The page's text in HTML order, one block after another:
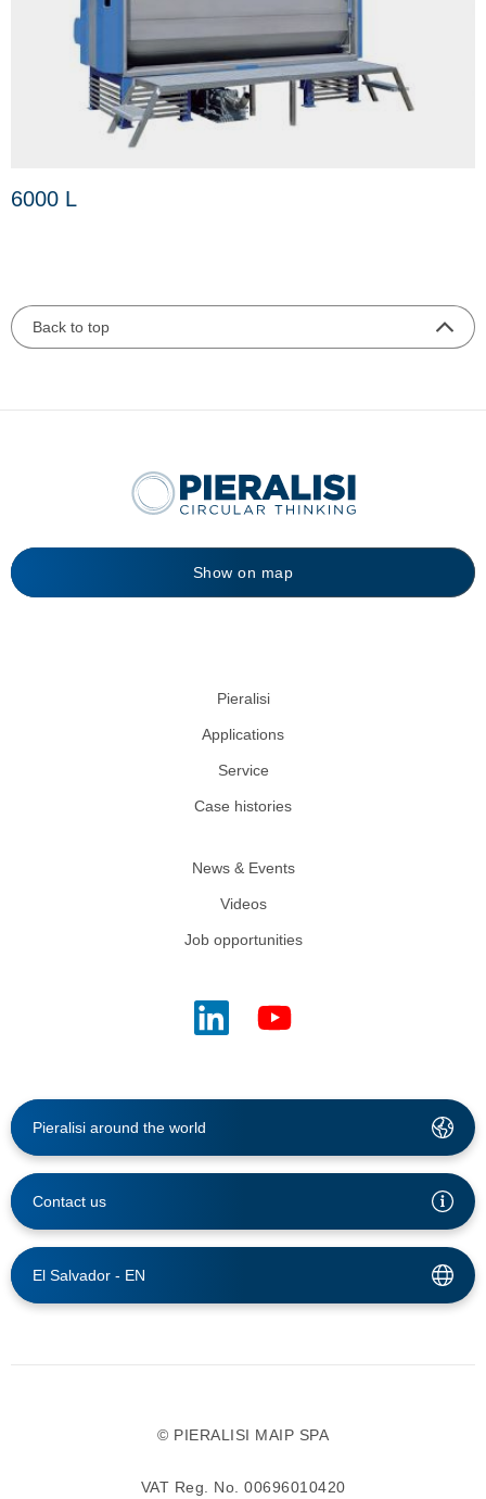
6000 L
Back to top
Show on map
Pieralisi
Applications
Service
Case histories
News & Events
Videos
Job opportunities
Pieralisi around the world
Contact us
El Salvador - EN
© PIERALISI MAIP SPA
VAT Reg. No. 00696010420